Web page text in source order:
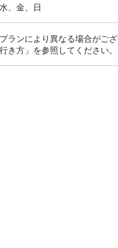
水、金、日
プランにより異なる場合がご
行き方」を参照してください。